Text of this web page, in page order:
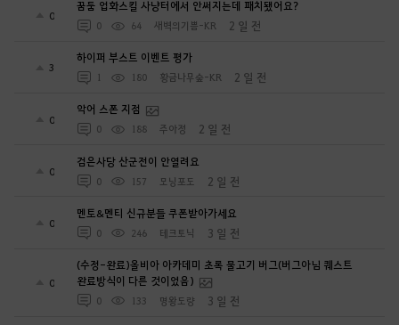
0
꿈둠 업화스킬 사냥터에서 안써지는데 패치됐어요?
0 64 새벽의기쁨-KR 2 일 전
3
하이퍼 부스트 이벤트 평가
1 180 황금나무숲-KR 2 일 전
0
악어 스폰 지점
0 188 주아정 2 일 전
0
검은사당 산군전이 안열려요
0 157 모닝포도 2 일 전
0
멘토&멘티 신규분들 쿠폰받아가세요
0 246 테크토닉 3 일 전
0
(수정-완료)올비아 아카데미 초록 물고기 버그(버그아님 퀘스트
완료방식이 다른 것이었음)
0 133 명왕도량 3 일 전